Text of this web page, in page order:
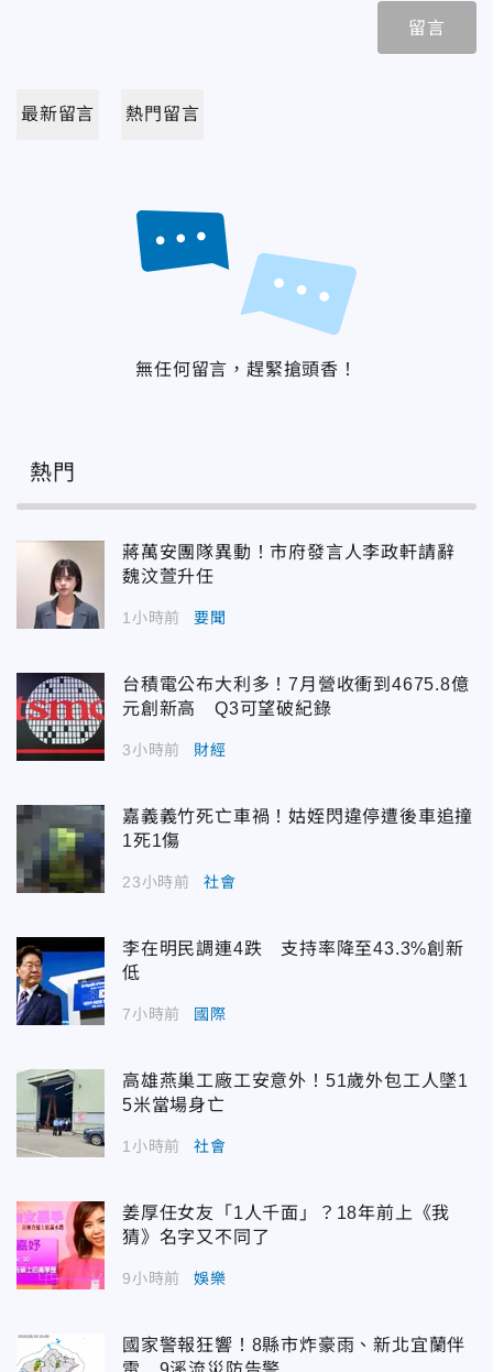
留言
最新留言 熱門留言
無任何留言，趕緊搶頭香！
熱門
蔣萬安團隊異動！市府發言人李政軒請辭
魏汶萱升任
1小時前 要聞
台積電公布大利多！7月營收衝到4675.8億
元創新高 Q3可望破紀錄
3小時前 財經
嘉義義竹死亡車禍！姑姪閃違停遭後車追撞
1死1傷
23小時前 社會
李在明民調連4跌 支持率降至43.3%創新
低
7小時前 國際
高雄燕巢工廠工安意外！51歲外包工人墜1
5米當場身亡
1小時前 社會
姜厚任女友「1人千面」？18年前上《我
猜》名字又不同了
9小時前 娛樂
國家警報狂響！8縣市炸豪雨、新北宜蘭伴